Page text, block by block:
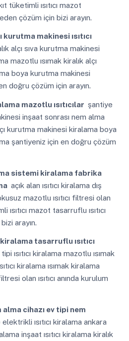
tüketimli ısıtıcı mazot
çözüm için bizi arayın.
makinesi ısıtıcı
alçı sıva kurutma makinesi
mazotlu ısımak kiralık alçı
boya kurutma makinesi
doğru çözüm için arayın.
mazotlu ısıtıcılar şantiye
inşaat sonrası nem alma
kurutma makinesi kiralama boya
şantiyeniz için en doğru çözüm
sistemi kiralama fabrika
açık alan ısıtıcı kiralama dış
mazotlu ısıtıcı filtresi olan
ısıtıcı mazot tasarruflu ısıtıcı
arayın.
kiralama tasarruflu ısıtıcı
ısıtıcı kiralama mazotlu ısımak
kiralama ısımak kiralama
olan ısıtıcı anında kurulum
cihazı ev tipi nem
ısıtıcı kiralama ankara
inşaat ısıtıcı kiralama kiralık